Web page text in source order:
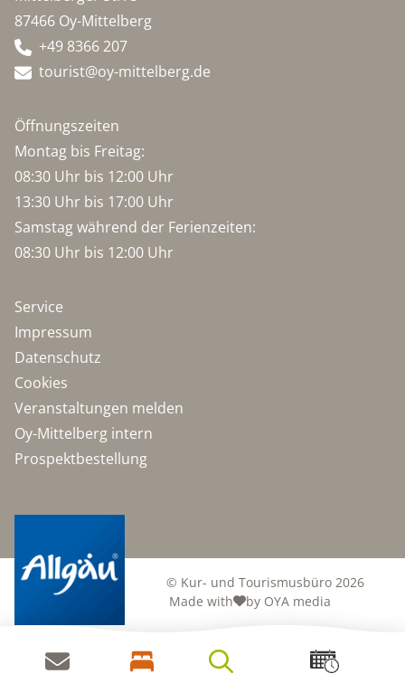
87466 Oy-Mittelberg
+49 8366 207
tourist@oy-mittelberg.de
Öffnungszeiten
Montag bis Freitag:
08:30 Uhr bis 12:00 Uhr
13:30 Uhr bis 17:00 Uhr
Samstag während der Ferienzeiten:
08:30 Uhr bis 12:00 Uhr
Service
Impressum
Datenschutz
Cookies
Veranstaltungen melden
Oy-Mittelberg intern
Prospektbestellung
© Kur- und Tourismusbüro 2026
Made with
by OYA media